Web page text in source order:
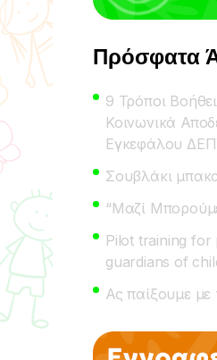
Πρόσφατα
9 Τρόποι
Κοινωνικά
Εγκεφάλου
Σουβλάκι
“Μαζί
Pilot training for
guardians of
Ας παίξουμε